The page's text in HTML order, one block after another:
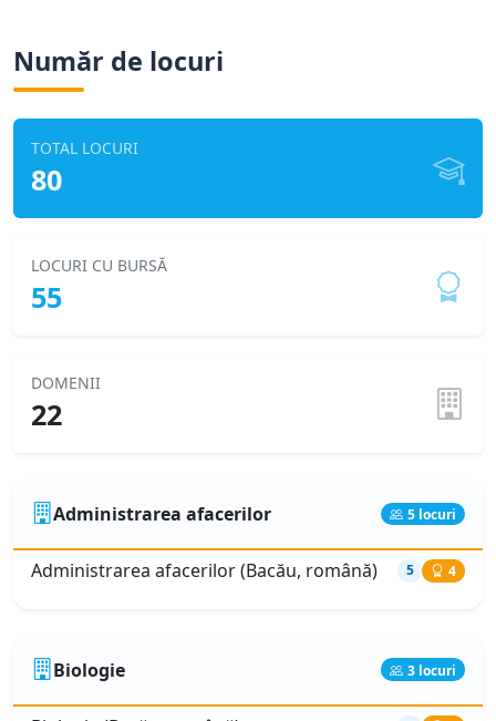
Număr de locuri
TOTAL LOCURI
80
LOCURI CU BURSĂ
55
DOMENII
22
Administrarea afacerilor 5 locuri
Administrarea afacerilor (Bacău, română) 5 4
Biologie 3 locuri